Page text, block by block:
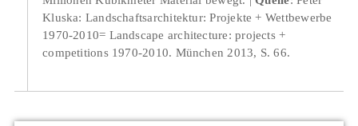
Kluska: Landschaftsarchitektur: Projekte + Wettbewerbe
1970-2010= Landscape architecture: projects +
competitions 1970-2010. München 2013, S. 66.